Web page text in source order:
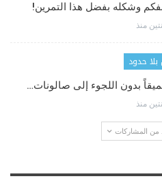
وشكله بفضل هذا التمرين!
منذ
بلا حدود
بدون اللجوء إلى صالونات…
منذ
من المشاركات